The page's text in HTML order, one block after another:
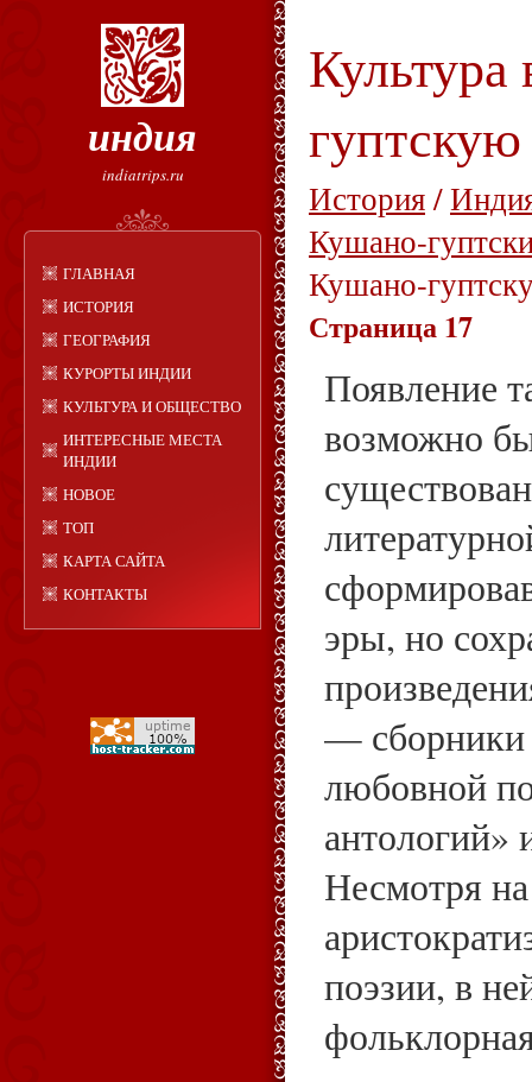
индия
indiatrips.ru
ГЛАВНАЯ
ИСТОРИЯ
ГЕОГРАФИЯ
КУРОРТЫ ИНДИИ
КУЛЬТУРА И ОБЩЕСТВО
ИНТЕРЕСНЫЕ МЕСТА
ИНДИИ
НОВОЕ
ТОП
КАРТА САЙТА
КОНТАКТЫ
История/
Кушано-
Кушано-
Страница 17
Появление
возможно
эры, но
— сборники
любовной
антологий»
Несмотря
поэзии, в